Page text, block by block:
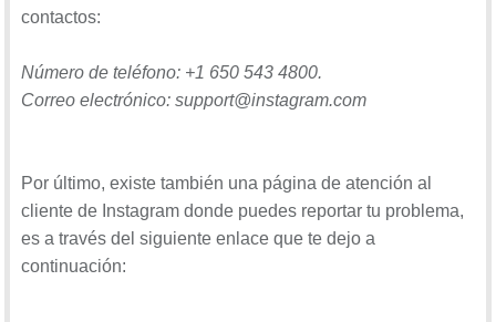
contactos:
Número de teléfono: +1 650 543 4800.
Correo electrónico: support@instagram.com
Por último, existe también una página de atención al
cliente de Instagram donde puedes reportar tu problema,
es a través del siguiente enlace que te dejo a
continuación: